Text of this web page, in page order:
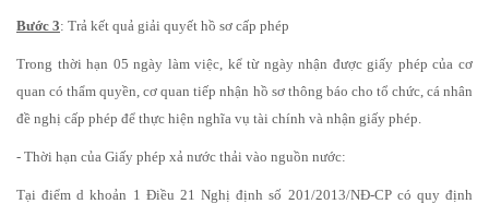
Bước 3: Trả kết quả giải quyết hồ sơ cấp phép
Trong thời hạn 05 ngày làm việc, kể từ ngày nhận được giấy phép của cơ
quan có thẩm quyền, cơ quan tiếp nhận hồ sơ thông báo cho tổ chức, cá nhân
đề nghị cấp phép để thực hiện nghĩa vụ tài chính và nhận giấy phép.
- Thời hạn của Giấy phép xả nước thải vào nguồn nước:
Tại điểm d khoản 1 Điều 21 Nghị định số 201/2013/NĐ-CP có quy định